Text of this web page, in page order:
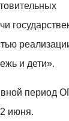
и дети».
период
2 июня.